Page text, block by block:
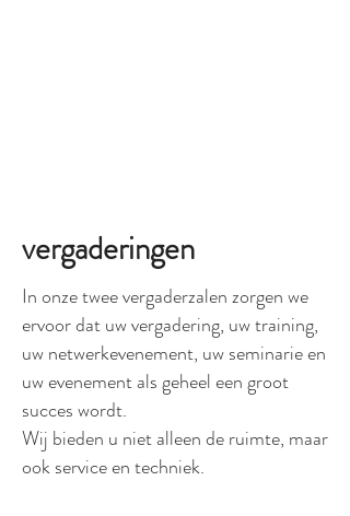
vergaderingen
In onze twee vergaderzalen zorgen we
ervoor dat uw vergadering, uw training,
uw netwerkevenement, uw seminarie en
uw evenement als geheel een groot
succes wordt.
Wij bieden u niet alleen de ruimte, maar
ook service en techniek.